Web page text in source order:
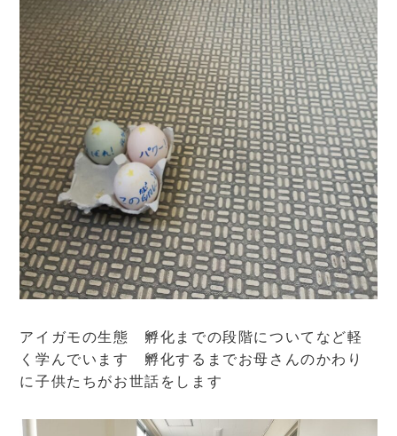
アイガモの生態 孵化までの段階についてなど軽
く学んでいます 孵化するまでお母さんのかわり
に子供たちがお世話をします